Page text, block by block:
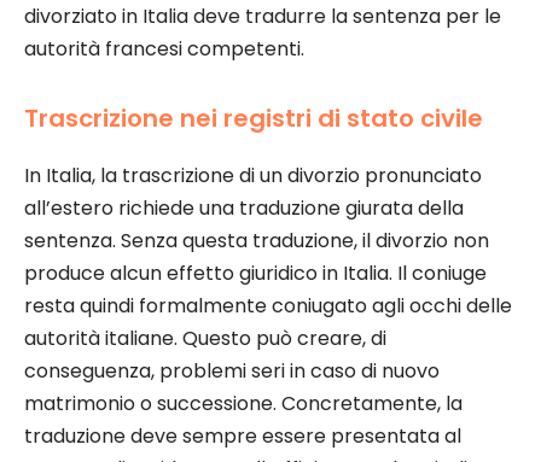
divorziato in Italia deve tradurre la sentenza per le
autorità francesi competenti.
Trascrizione nei registri di stato civile
In Italia, la trascrizione di un divorzio pronunciato
all’estero richiede una traduzione giurata della
sentenza. Senza questa traduzione, il divorzio non
produce alcun effetto giuridico in Italia. Il coniuge
resta quindi formalmente coniugato agli occhi delle
autorità italiane. Questo può creare, di
conseguenza, problemi seri in caso di nuovo
matrimonio o successione. Concretamente, la
traduzione deve sempre essere presentata al